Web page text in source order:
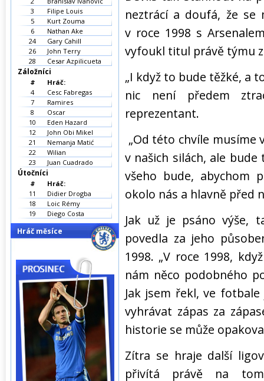
neztrácí a doufá, že se
v roce 1998 s
vyfoukl titul právě týmu
„I když to bude těžké, a
nic není předem
reprezentant.
„Od této chvíle musíme
v našich silách, ale
všeho bude, abychom
okolo nás a hlavně před
Jak už je psáno výše,
povedla za jeho
1998. „V roce 1998,
nám něco podobného
Jak jsem řekl, ve
vyhrávat zápas za
historie se může
Zítra se hraje další
přivítá právě na
3
Filipe Louis
5
Kurt Zouma
6
Nathan Ake
24
Gary Cahill
26
John Terry
28
Cesar Azpilicueta
Záložníci
#
Hráč:
4
Cesc Fabregas
7
Ramires
8
Oscar
10
Eden Hazard
12
John Obi Mikel
21
Nemanja Matić
22
Wilian
23
Juan Cuadrado
Útočníci
#
Hráč:
11
Didier Drogba
18
Loic Rémy
19
Diego Costa
Hráč měsíce